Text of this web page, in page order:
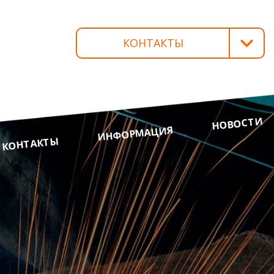
КОНТАКТЫ
+375 232 93-65-71
(ПРИЕМНАЯ)
+375 232 92-73-32
(ГЛАВНЫЙ ИНЖЕНЕР)
+375 232 93-65-72
(ГЛАВНЫЙ БУХГАЛТЕР)
+375 232 92-71-34
(ОТДЕЛ СНАБЖЕНИЯ И СБЫТА)
+375 232 93-65-77
(ПРОИЗВОДСТВЕННЫЙ ОТДЕЛ)
+375 232 93-65-75
(БУХГАЛТЕРИЯ)
КОНТАКТЫ ИНФОРМАЦИЯ НОВОСТИ